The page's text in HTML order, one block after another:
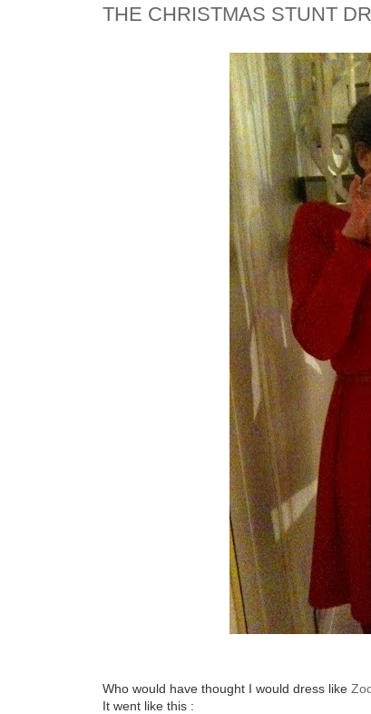
THE CHRISTMAS STUNT
Who would have thought I would dress like
It went like this :